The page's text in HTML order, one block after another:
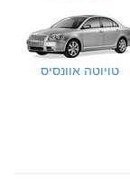
טויוטה אוונסיס